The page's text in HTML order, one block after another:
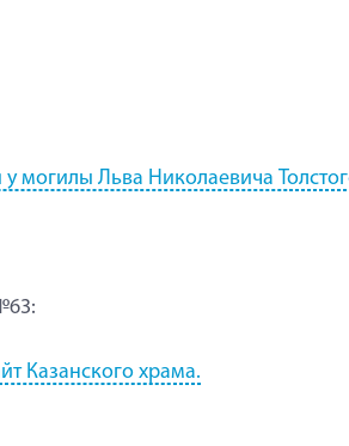
могилы Льва Николаевича
Казанского храма.